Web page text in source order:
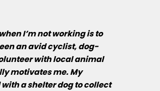
I’m not working is to
an avid cyclist, dog-
with local animal
motivates me. My
a shelter dog to collect